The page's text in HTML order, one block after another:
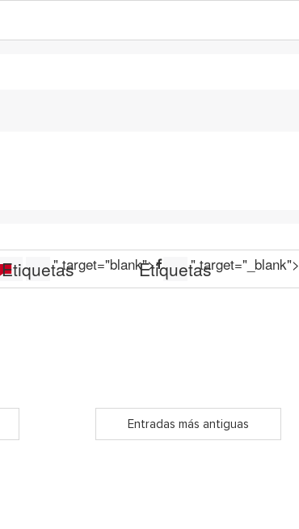
Etiquetas" target="blank">Etiquetas" target="_blank">
Entradas más antiguas